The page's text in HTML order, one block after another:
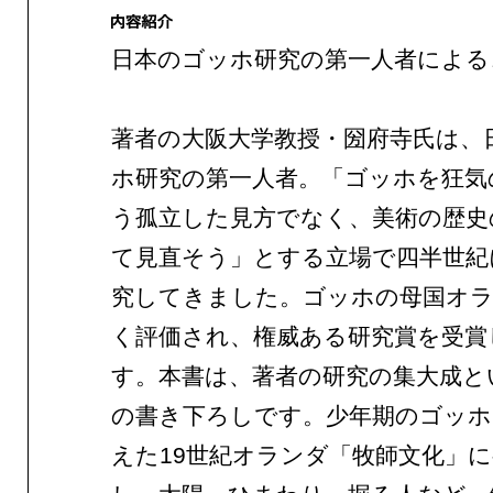
日本のゴッホ研究の第一人者によ
著者の大阪大学教授・圀府寺氏は、
ホ研究の第一人者。「ゴッホを狂
う孤立した見方でなく、美術の歴
て見直そう」とする立場で四半世
究してきました。ゴッホの母国オ
く評価され、権威ある研究賞を受
す。本書は、著者の研究の集大成
の書き下ろしです。少年期のゴッ
えた19世紀オランダ「牧師文化」